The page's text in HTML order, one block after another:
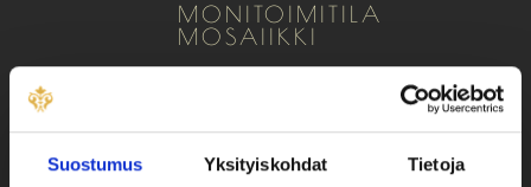
Suostumus Yksityiskohdat Tietoja
MONITOIMITILA
MOSAIIKKI
Tilavuokra 100 € / 2 tuntia (ma
klo 11-15)